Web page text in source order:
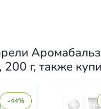
г, также
-44%